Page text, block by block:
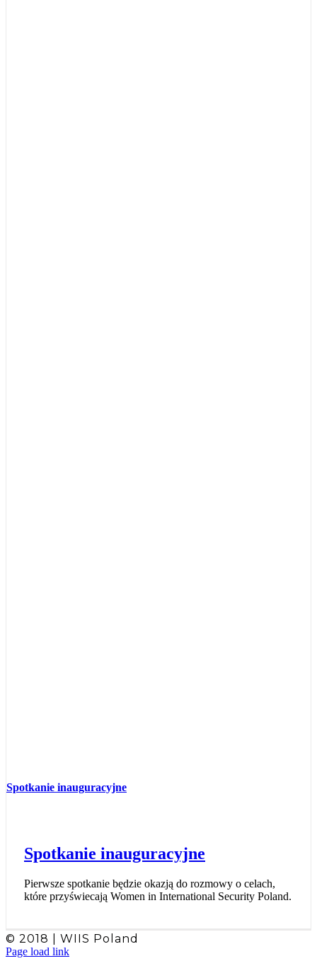
Spotkanie inauguracyjne
Spotkanie inauguracyjne
Pierwsze spotkanie będzie okazją do rozmowy o celach,
które przyświecają Women in International Security Poland.
© 2018 | WIIS Poland
Facebook
X
Page load link